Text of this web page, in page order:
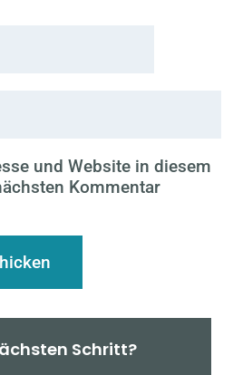
und Website in diesem
Kommentar
Schritt?